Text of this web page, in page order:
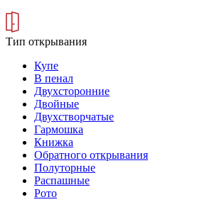
Тип открывания
Купе
В пенал
Двухсторонние
Двойные
Двухстворчатые
Гармошка
Книжка
Обратного открывания
Полуторные
Распашные
Рото